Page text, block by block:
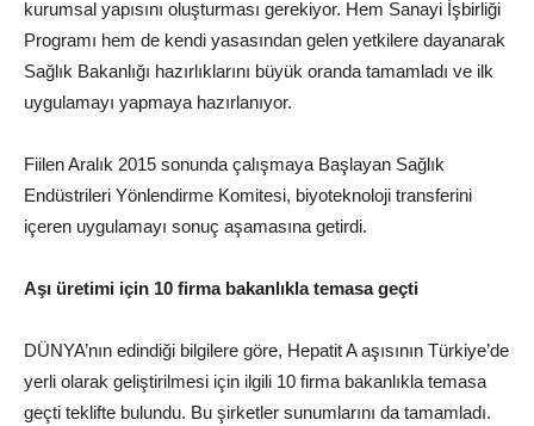
kurumsal yapısını oluşturması gerekiyor. Hem Sanayi İşbirliği
Programı hem de kendi yasasından gelen yetkilere dayanarak
Sağlık Bakanlığı hazırlıklarını büyük oranda tamamladı ve ilk
uygulamayı yapmaya hazırlanıyor.
Fiilen Aralık 2015 sonunda çalışmaya Başlayan Sağlık
Endüstrileri Yönlendirme Komitesi, biyoteknoloji transferini
içeren uygulamayı sonuç aşamasına getirdi.
Aşı üretimi için 10 firma bakanlıkla temasa geçti
DÜNYA’nın edindiği bilgilere göre, Hepatit A aşısının Türkiye’de
yerli olarak geliştirilmesi için ilgili 10 firma bakanlıkla temasa
geçti teklifte bulundu. Bu şirketler sunumlarını da tamamladı.